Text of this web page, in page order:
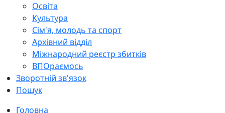
Освіта
Культура
Сім'я, молодь та спорт
Архівний відділ
Міжнародний реєстр збитків
ВПОраємось
Зворотній зв'язок
Пошук
Головна